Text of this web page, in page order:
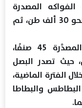
الفواكه المصدرة
بإجمالي 45 ألف طن، تلاها العنب بنحو 30 ألف طن، ثم
كما بلغ عدد أصناف الخضراوات المصدَّرة 45 صنفًا،
53 ألف طن، حيث تصدر البصل
الفترة الماضية،
من البطاطس والبطاطا